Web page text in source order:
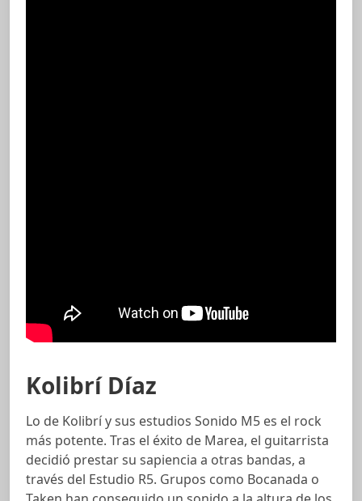
Kolibrí Díaz
Lo de Kolibrí y sus estudios Sonido M5 es el rock
más potente. Tras el éxito de Marea, el guitarrista
decidió prestar su sapiencia a otras bandas, a
través del Estudio R5. Grupos como Bocanada o